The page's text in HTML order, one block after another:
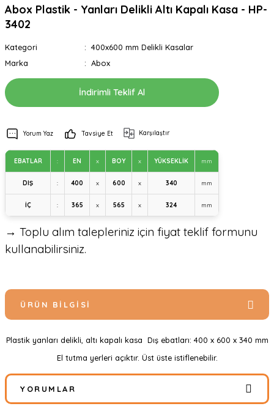
Abox Plastik - Yanları Delikli Altı Kapalı Kasa - HP-
3402
Kategori
400x600 mm Delikli Kasalar
Marka
Abox
İndirimli Teklif Al
Yorum Yaz Tavsiye Et Karşılaştır
EBATLAR : EN x BOY x YÜKSEKLİK mm
DIŞ : 400 x 600 x 340 mm
İÇ : 365 x 565 x 324 mm
→ Toplu alım talepleriniz için fiyat teklif formunu
kullanabilirsiniz.
ÜRÜN BILGISI
Plastik yanları delikli, altı kapalı kasa Dış ebatları: 400 x 600 x 340 mm
El tutma yerleri açıktır. Üst üste istiflenebilir.
YORUMLAR